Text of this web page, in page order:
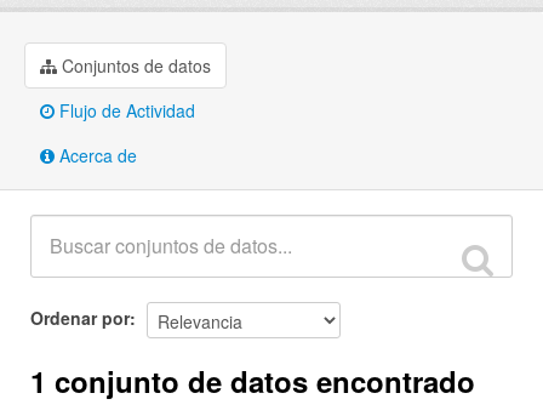
Conjuntos de datos
Flujo de Actividad
Acerca de
Ordenar por
1 conjunto de datos encontrado